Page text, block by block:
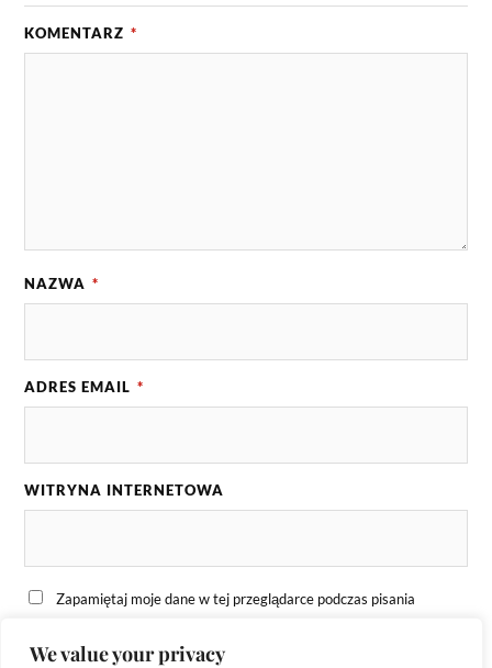
We value your privacy
KOMENTARZ *
NAZWA *
ADRES EMAIL *
WITRYNA INTERNETOWA
Zapamiętaj moje dane w tej przeglądarce podczas pisania